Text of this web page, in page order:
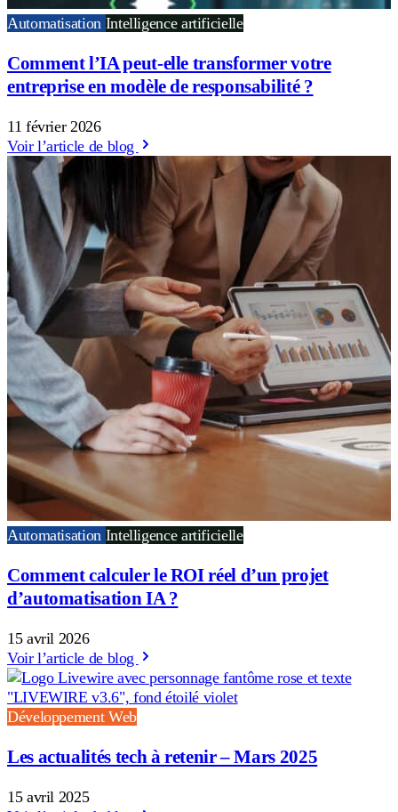
Automatisation Intelligence artificielle
Comment l’IA peut-elle transformer votre
entreprise en modèle de responsabilité ?
11 février 2026
Voir l’article de blog
Automatisation Intelligence artificielle
Comment calculer le ROI réel d’un projet
d’automatisation IA ?
15 avril 2026
Voir l’article de blog
Développement Web
Les actualités tech à retenir – Mars 2025
15 avril 2025